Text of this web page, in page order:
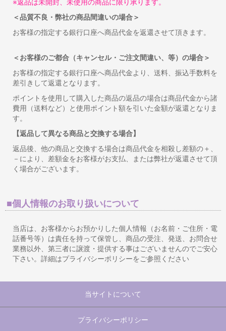
※返品は未開封、未使用の商品に限り承ります。
＜品質不良・弊社の商品間違いの場合＞
お客様の指定する銀行口座へ商品代金を返還させて頂きます。
＜お客様のご都合（キャンセル・ご注文間違い、等）の場合＞
お客様の指定する銀行口座へ商品代金より、送料、振込手数料を
差引きして返還となります。
ポイントを使用して購入した商品の返品の場合は商品代金から諸
費用（送料など）と使用ポイント額を引いた金額が返還となりま
す。
【返品して異なる商品と交換する場合】
返品後、他の商品と交換する場合は商品代金を相殺し差額の＋、
－により、差額金をお客様がお支払、または弊社が返還させて頂
く場合がございます。
■個人情報のお取り扱いについて
当店は、お客様からお預かりした個人情報（お名前・ご住所・電
話番号等）は責任を持って保管し、商品の受注、発送、お問合せ
業務以外、第三者に譲渡・提供する事はございませんのでご安心
下さい。詳細はプライバシーポリシーをご参照ください
当サイトについて
プライバシーポリシー